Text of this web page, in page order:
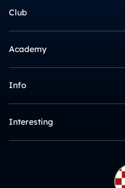
Club
Academy
Info
Interesting